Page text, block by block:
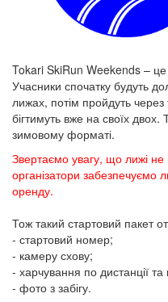
Tokari SkiRun Weekends – це
Учасники спочатку будуть
лижах, потім пройдуть через
бігтимуть вже на своїх
зимовому форматі.
Звертаємо увагу, що лижі не
організатори забезпечуємо
оренду.
Тож такий стартовий пакет
- стартовий номер;
- камеру схову;
- харчування по дистанції та
- фото з забігу.